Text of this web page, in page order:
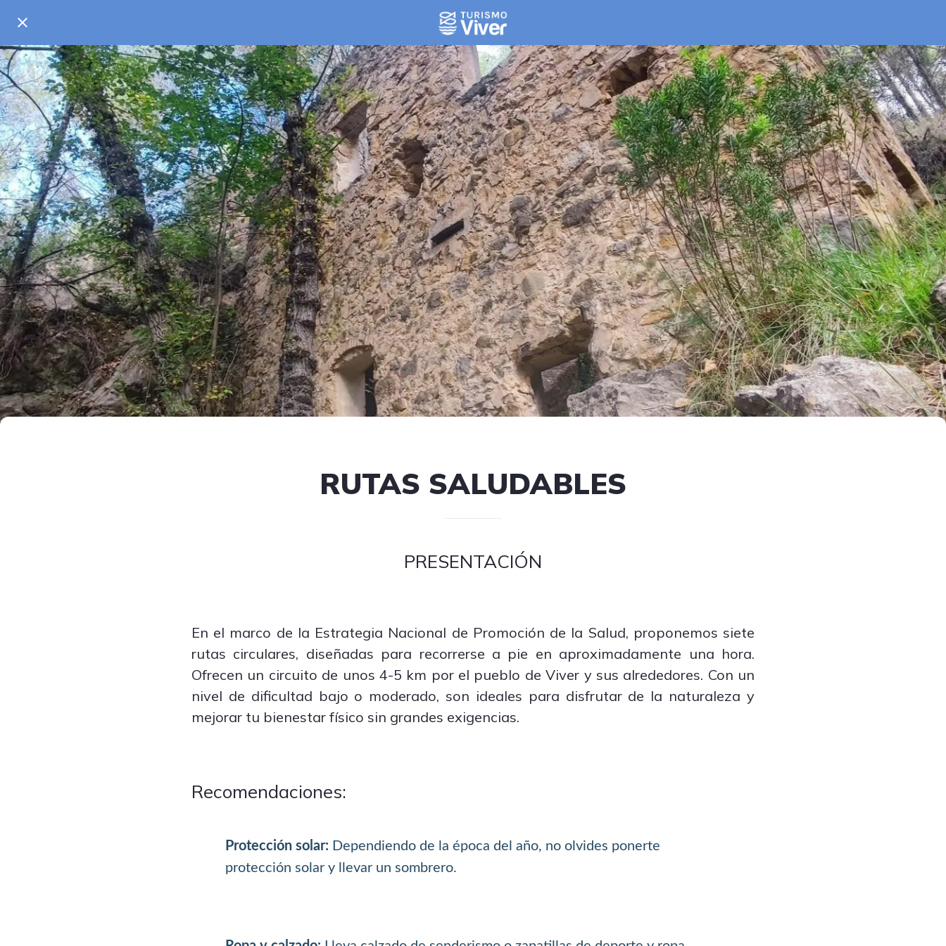
RUTAS SALUDABLES
PRESENTACIÓN
En el marco de la Estrategia Nacional de Promoción de la Salud, proponemos siete
rutas circulares, diseñadas para recorrerse a pie en aproximadamente una hora.
Ofrecen un circuito de unos 4-5 km por el pueblo de Viver y sus alrededores. Con un
nivel de dificultad bajo o moderado, son ideales para disfrutar de la naturaleza y
mejorar tu bienestar físico sin grandes exigencias.
Recomendaciones:
Protección solar: Dependiendo de la época del año, no olvides ponerte
protección solar y llevar un sombrero.